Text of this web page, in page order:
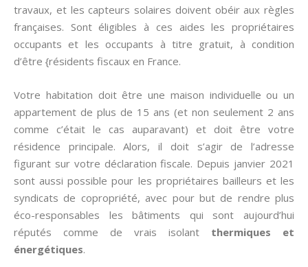
travaux, et les capteurs solaires doivent obéir aux règles
françaises. Sont éligibles à ces aides les propriétaires
occupants et les occupants à titre gratuit, à condition
d’être {résidents fiscaux en France.
Votre habitation doit être une maison individuelle ou un
appartement de plus de 15 ans (et non seulement 2 ans
comme c’était le cas auparavant) et doit être votre
résidence principale. Alors, il doit s’agir de l’adresse
figurant sur votre déclaration fiscale. Depuis janvier 2021
sont aussi possible pour les propriétaires bailleurs et les
syndicats de copropriété, avec pour but de rendre plus
éco-responsables les bâtiments qui sont aujourd’hui
réputés comme de vrais isolant thermiques et
énergétiques.